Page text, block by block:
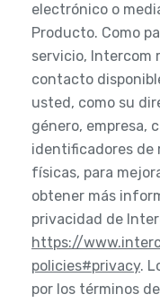
electrónico o
Producto. Como
servicio, Intercom
contacto
usted, como su
género, empresa,
identificadores de
físicas, para
obtener más
privacidad de
https://
policies#privacy.
por los términos